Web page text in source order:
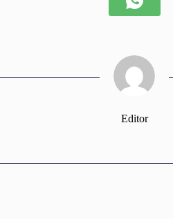
Editor